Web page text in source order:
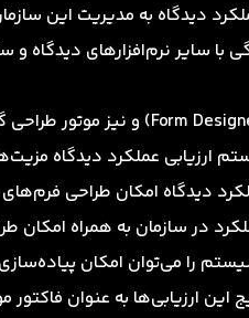
دیدگاه به مدیریت این
با سایر نرم‌افزارهای
ارزیابی عملکرد دیدگاه
دیدگاه امکان طراحی
در سازمان به همراه
را می‌توان امکان
این ارزیابی‌ها به عنوان فاکتور